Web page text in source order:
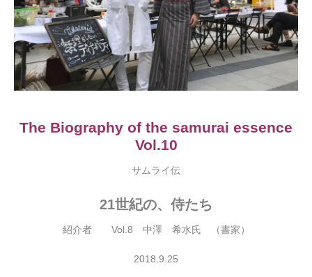
The Biography of the samurai essence
Vol.10
サムライ伝
21世紀の、侍たち
紹介者 Vol.8 中澤 希水氏 （書家）
2018.9.25